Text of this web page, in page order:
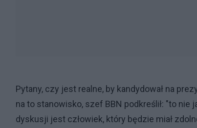
Pytany, czy jest realne, by kandydował na
na to stanowisko, szef BBN podkreślił: "to
dyskusji jest człowiek, który będzie miał